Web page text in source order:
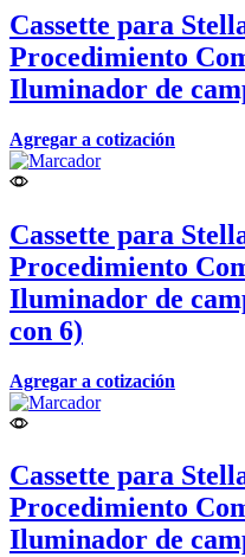
Cassette para
Procedimiento
Iluminador de
Agregar a cotización
Cassette para
Procedimiento
Iluminador de
con 6)
Agregar a cotización
Cassette para
Procedimiento
Iluminador de